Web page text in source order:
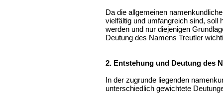
Da die allgemeinen
vielfältig und umfangreich sind, soll
werden und nur diejenigen
Deutung des Namens Treutler
2. Entstehung und Deutung des
In der zugrunde liegenden
unterschiedlich gewichtete